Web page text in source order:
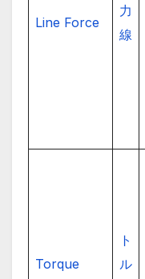
Line Force
力
線
Torque
ト
ル